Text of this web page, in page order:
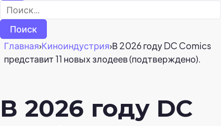
Найти:
Главная›Киноиндустрия›В 2026 году DC Comics
представит 11 новых злодеев (подтверждено).
В 2026 году DC